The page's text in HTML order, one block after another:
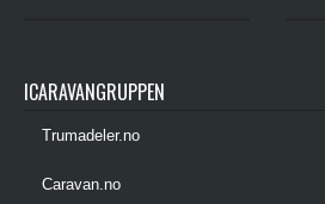
ICARAVANGRUPPEN
Trumadeler.no
Caravan.no